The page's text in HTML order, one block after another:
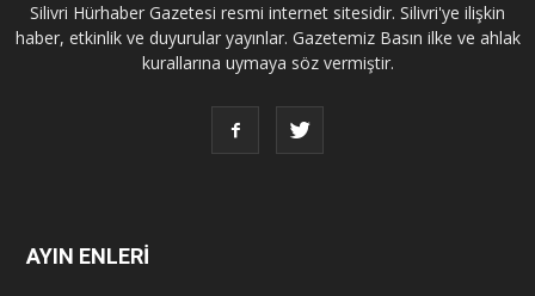
Silivri Hürhaber Gazetesi resmi internet sitesidir. Silivri'ye ilişkin
haber, etkinlik ve duyurular yayınlar. Gazetemiz Basın ilke ve ahlak
kurallarına uymaya söz vermiştir.
AYIN ENLERİ